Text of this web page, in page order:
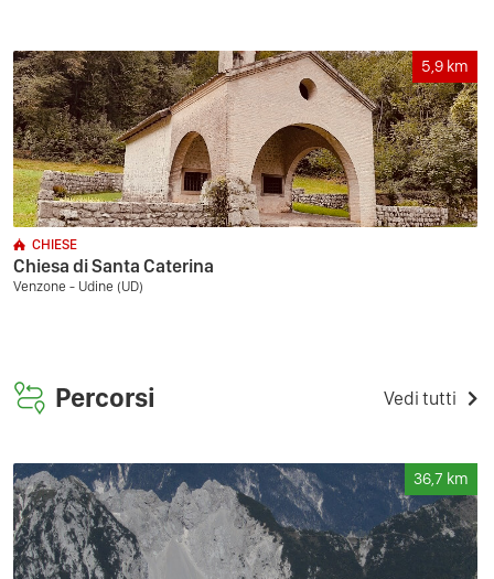
5,9 km
CHIESE
Chiesa di Santa Caterina
Venzone - Udine (UD)
Percorsi Vedi tutti
36,7 km